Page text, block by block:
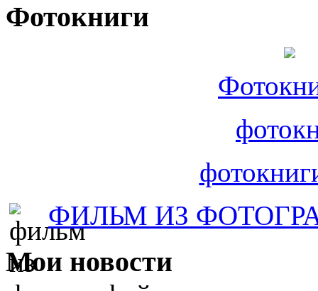
Фотокниги
ФИЛЬМ ИЗ
Мои новости